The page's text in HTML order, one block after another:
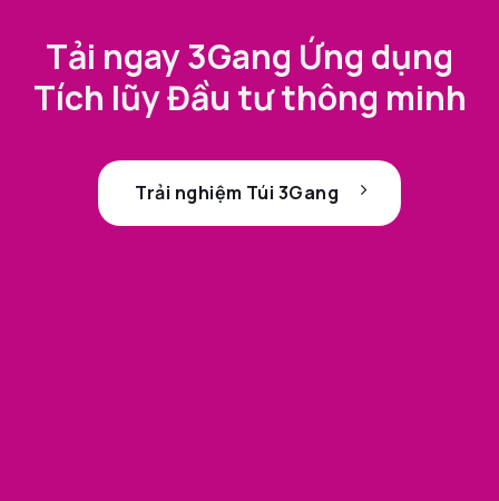
Tải ngay 3Gang Ứng dụng
Tích lũy Đầu tư thông minh
Trải nghiệm Túi 3Gang